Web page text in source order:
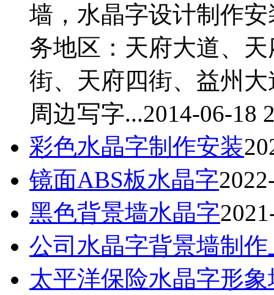
墙， 水晶字设计制作
务地区：天府大道、
街、天府四街、益州
周边写字...2014-06-18
彩色水晶字制作安装
镜面ABS板水晶字
黑色背景墙水晶字
公司 水晶字背景墙制
太平洋保险水晶字形象